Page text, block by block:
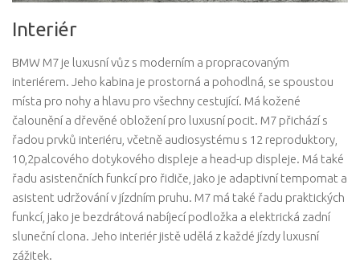
Interiér
BMW M7 je luxusní vůz s moderním a propracovaným
interiérem. Jeho kabina je prostorná a pohodlná, se spoustou
místa pro nohy a hlavu pro všechny cestující. Má kožené
čalounění a dřevěné obložení pro luxusní pocit. M7 přichází s
řadou prvků interiéru, včetně audiosystému s 12 reproduktory,
10,2palcového dotykového displeje a head-up displeje. Má také
řadu asistenčních funkcí pro řidiče, jako je adaptivní tempomat a
asistent udržování v jízdním pruhu. M7 má také řadu praktických
funkcí, jako je bezdrátová nabíjecí podložka a elektrická zadní
sluneční clona. Jeho interiér jistě udělá z každé jízdy luxusní
zážitek.